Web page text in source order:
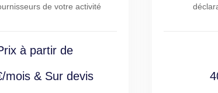
de votre activité
à partir de
mois & Sur devis